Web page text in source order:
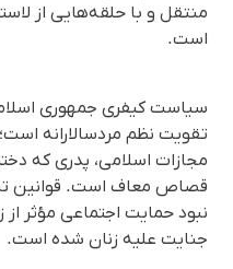
منتقل و با حلقه‌هایی از
است.
سیاست کیفری جمهوری
مجازات اسلامی، پدری که
قصاص معاف است. قوانین
نبود حمایت اجتماعی مؤثر
جنایت علیه زنان شده است.